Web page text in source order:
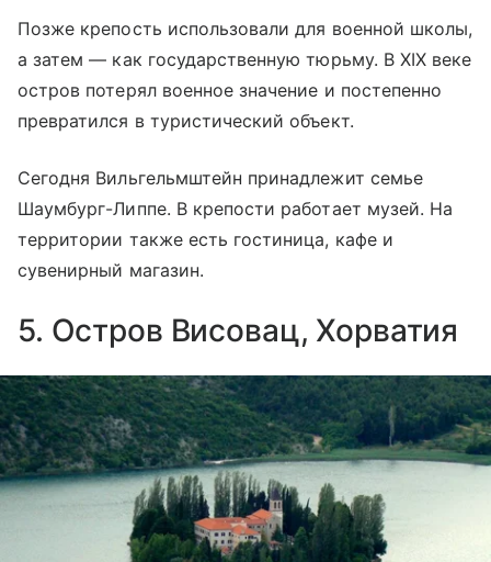
Позже крепость использовали для военной школы,
а затем — как государственную тюрьму. В XIX веке
остров потерял военное значение и постепенно
превратился в туристический объект.
Сегодня Вильгельмштейн принадлежит семье
Шаумбург-Липпе. В крепости работает музей. На
территории также есть гостиница, кафе и
сувенирный магазин.
5. Остров Висовац, Хорватия